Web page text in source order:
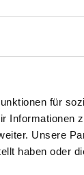
für
Informationen
Unsere
haben oder